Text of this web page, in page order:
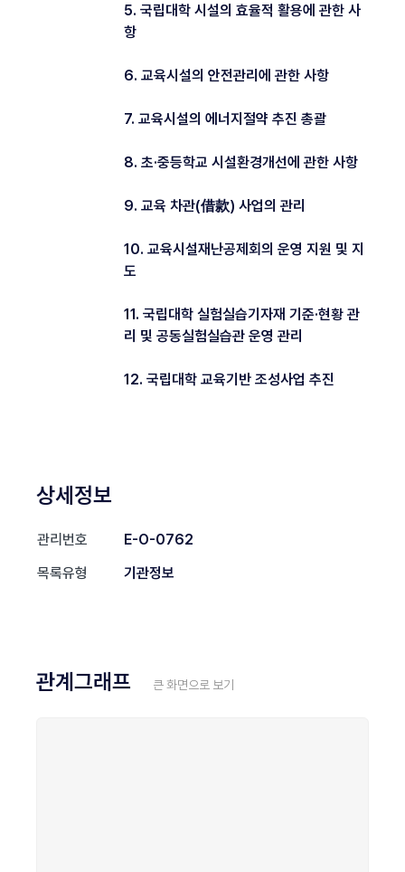
5. 국립대학 시설의 효율적 활용에 관한 사
항
6. 교육시설의 안전관리에 관한 사항
7. 교육시설의 에너지절약 추진 총괄
8. 초·중등학교 시설환경개선에 관한 사항
9. 교육 차관(借款) 사업의 관리
10. 교육시설재난공제회의 운영 지원 및 지
도
11. 국립대학 실험실습기자재 기준·현황 관
리 및 공동실험실습관 운영 관리
12. 국립대학 교육기반 조성사업 추진
상세정보
관리번호
E-O-0762
목록유형
기관정보
관계그래프 큰 화면으로 보기